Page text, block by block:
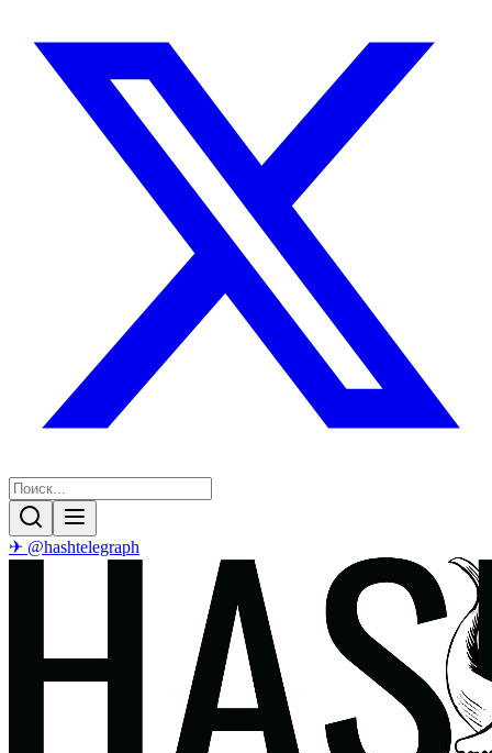
✈ @hashtelegraph